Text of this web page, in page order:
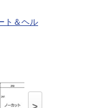
ト＆ヘル